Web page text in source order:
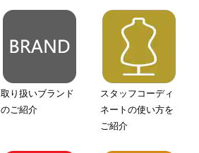
取り扱いブランド
のご紹介
スタッフコーディ
ネートの使い方を
ご紹介